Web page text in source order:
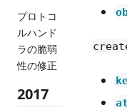
プロトコ
ルハンド
ラの脆弱
性の修正
2017